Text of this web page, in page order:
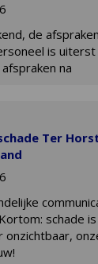
de
is uiterst
na
Ter
schade